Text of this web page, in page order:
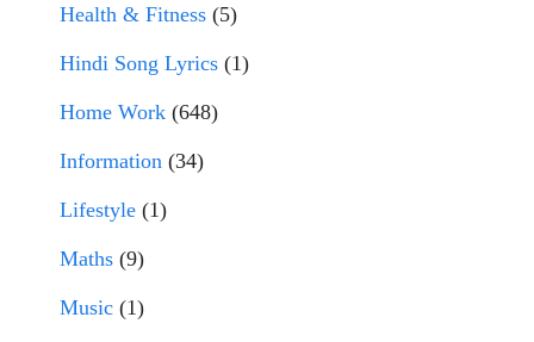
Health & Fitness (5)
Hindi Song Lyrics (1)
Home Work (648)
Information (34)
Lifestyle (1)
Maths (9)
Music (1)